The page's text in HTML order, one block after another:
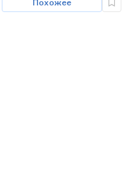
Похожее